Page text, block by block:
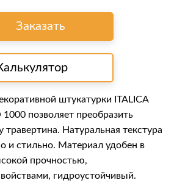
Заказать
штукатурки ITALICA
1000 позволяет преобразить
травертина. Натуральная текстура
и стильно. Материал удобен в
прочностью,
гидроустойчивый.